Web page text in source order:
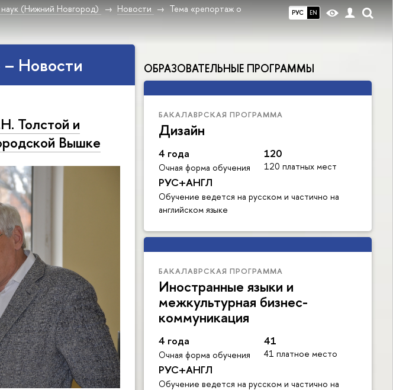
РУС EN
наук (Нижний Новгород) Новости
Тема «репортаж о
ОБРАЗОВАТЕЛЬНЫЕ ПРОГРАММЫ
БАКАЛАВРСКАЯ ПРОГРАММА
Дизайн
4 года
Очная форма обучения
120
120 платных мест
РУС+АНГЛ
Обучение ведется на русском и частично на
английском языке
БАКАЛАВРСКАЯ ПРОГРАММА
Иностранные языки и
межкультурная бизнес-
коммуникация
4 года
Очная форма обучения
41
41 платное место
РУС+АНГЛ
Обучение ведется на русском и частично на
Новости
Толстой и
Вышке